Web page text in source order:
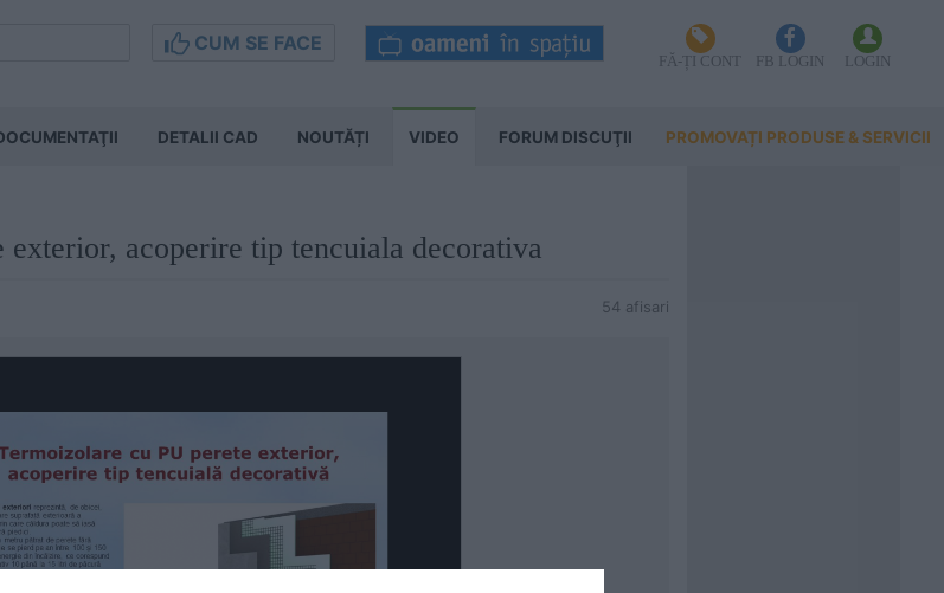
CUM SE FACE
FĂ-ȚI CONT FB LOGIN LOGIN
DETALII CAD NOUTĂȚI VIDEO FORUM DISCUŢII PROMOVAȚI PRODUSE & SERVICII
exterior, acoperire tip tencuiala decorativa
54 afisari